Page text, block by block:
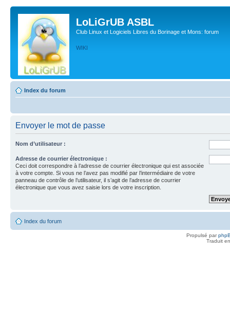
LoLiGrUB ASBL
Club Linux et Logiciels Libres du Borinage et Mons: forum
WIKI
Index du forum
Envoyer le mot de passe
Nom d’utilisateur :
Adresse de courrier électronique :
Ceci doit correspondre à l’adresse de courrier électronique qui est associée
à votre compte. Si vous ne l’avez pas modifié par l’intermédiaire de votre
panneau de contrôle de l’utilisateur, il s’agit de l’adresse de courrier
électronique que vous avez saisie lors de votre inscription.
Index du forum
Propulsé par
Traduit